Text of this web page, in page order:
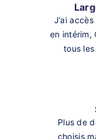
J’ai
en intérim,
tous
Plus de
choisis